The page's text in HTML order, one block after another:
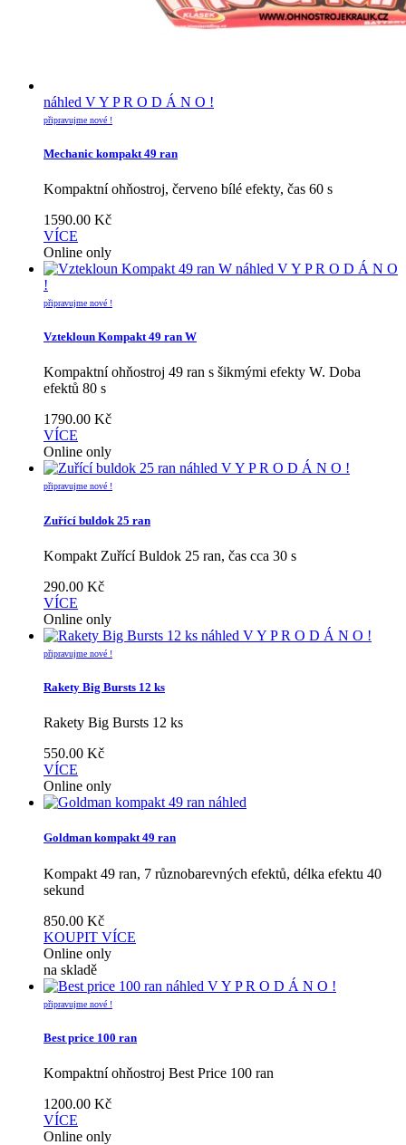
náhled V Y P R O D Á N O !
připravujme nové !
Mechanic kompakt 49 ran
Kompaktní ohňostroj, červeno bílé efekty, čas 60 s
1590.00 Kč
VÍCE
Online only
náhled V Y P R O D Á N O
!
připravujme nové !
Vztekloun Kompakt 49 ran W
Kompaktní ohňostroj 49 ran s šikmými efekty W. Doba
efektů 80 s
1790.00 Kč
VÍCE
Online only
náhled V Y P R O D Á N O !
připravujme nové !
Zuřící buldok 25 ran
Kompakt Zuřící Buldok 25 ran, čas cca 30 s
290.00 Kč
VÍCE
Online only
náhled V Y P R O D Á N O !
připravujme nové !
Rakety Big Bursts 12 ks
Rakety Big Bursts 12 ks
550.00 Kč
VÍCE
Online only
náhled
Goldman kompakt 49 ran
Kompakt 49 ran, 7 různobarevných efektů, délka efektu 40
sekund
850.00 Kč
KOUPIT VÍCE
Online only
na skladě
náhled V Y P R O D Á N O !
připravujme nové !
Best price 100 ran
Kompaktní ohňostroj Best Price 100 ran
1200.00 Kč
VÍCE
Online only